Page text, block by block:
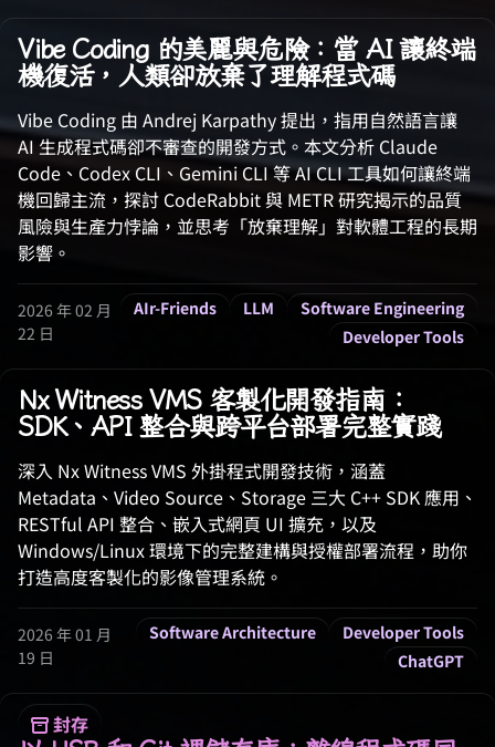
Vibe Coding 的美麗與危險：當 AI 讓終端
機復活，人類卻放棄了理解程式碼
Vibe Coding 由 Andrej Karpathy 提出，指用自然語言讓
AI 生成程式碼卻不審查的開發方式。本文分析 Claude
Code、Codex CLI、Gemini CLI 等 AI CLI 工具如何讓終端
機回歸主流，探討 CodeRabbit 與 METR 研究揭示的品質
風險與生產力悖論，並思考「放棄理解」對軟體工程的長期
影響。
2026 年 02 月
22 日
AIr-Friends LLM
Software Engineering
Developer Tools
Nx Witness VMS 客製化開發指南：
SDK、API 整合與跨平台部署完整實踐
深入 Nx Witness VMS 外掛程式開發技術，涵蓋
Metadata、Video Source、Storage 三大 C++ SDK 應用、
RESTful API 整合、嵌入式網頁 UI 擴充，以及
Windows/Linux 環境下的完整建構與授權部署流程，助你
打造高度客製化的影像管理系統。
2026 年 01 月
19 日
Software Architecture
Developer Tools
ChatGPT
封存